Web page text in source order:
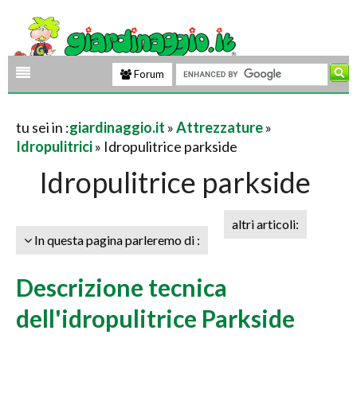
Forum
tu sei in :giardinaggio.it »Attrezzature»
Idropulitrici» Idropulitrice parkside
Idropulitrice parkside
In questa pagina parleremo di :
altri articoli:
Descrizione tecnica
dell'idropulitrice Parkside